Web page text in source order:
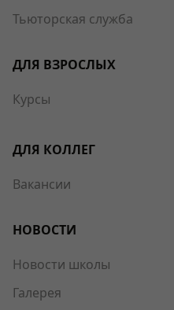
Тьюторская служба
ДЛЯ ВЗРОСЛЫХ
Курсы
ДЛЯ КОЛЛЕГ
Вакансии
НОВОСТИ
Новости школы
Галерея